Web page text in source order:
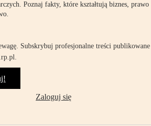
Poznaj fakty, które kształtują biznes, prawo
Subskrybuj profesjonalne treści publikowane
Zaloguj się